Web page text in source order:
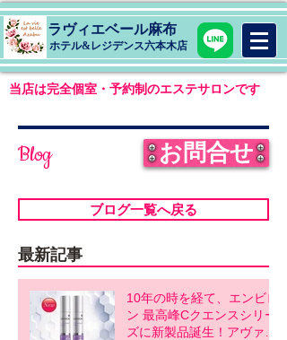
ラヴィエベール麻布
​ホテル&レジデンス六本木店
当店は完全個室・予約制のエステサロンです
Blog お問合せ
ブログ一覧へ戻る
最新記事
10年の時を経て、エンビロ
ン 最高峰Cクエンスシリー
ズに新製品誕生！アヴァン